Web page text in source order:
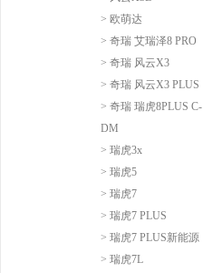
> 欧萌达
> 奇瑞 艾瑞泽8 PRO
> 奇瑞 风云X3
> 奇瑞 风云X3 PLUS
> 奇瑞 瑞虎8PLUS C-
DM
> 瑞虎3x
> 瑞虎5
> 瑞虎7
> 瑞虎7 PLUS
> 瑞虎7 PLUS新能源
> 瑞虎7L